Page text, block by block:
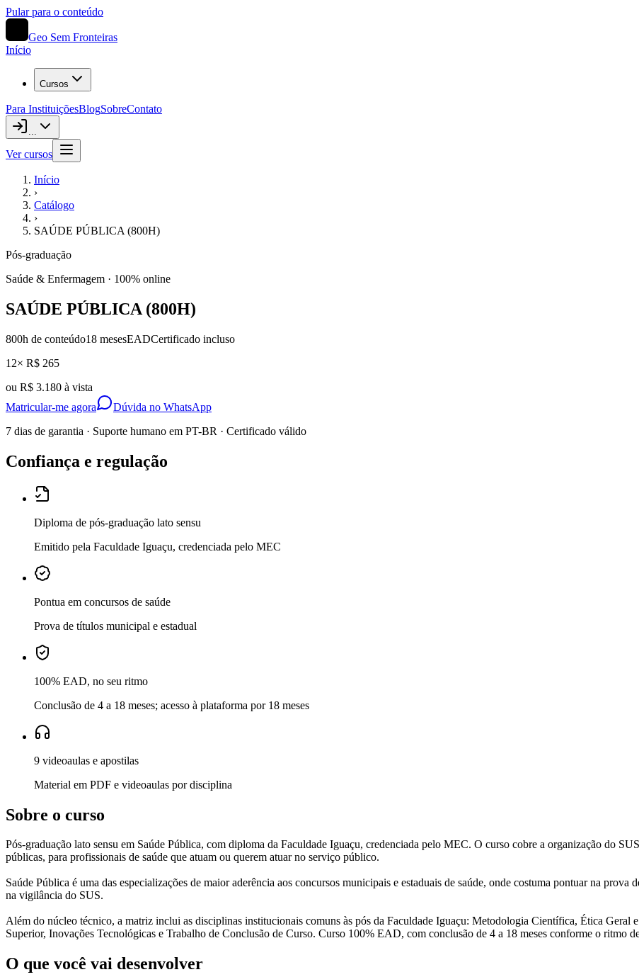
Pular para o conteúdo
Geo Sem Fronteiras
Início
Cursos
Para InstituiçõesBlogSobreContato
...
Ver cursos
Início
›
Catálogo
›
SAÚDE PÚBLICA (800H)
Pós-graduação
Saúde & Enfermagem · 100% online
SAÚDE PÚBLICA (800H)
800h de conteúdo18 mesesEADCertificado incluso
12× R$ 265
ou R$ 3.180 à vista
Matricular-me agora
Dúvida no WhatsApp
7 dias de garantia · Suporte humano em PT-BR · Certificado válido
Confiança e regulação
Diploma de pós-graduação lato sensu
Emitido pela Faculdade Iguaçu, credenciada pelo MEC
Pontua em concursos de saúde
Prova de títulos municipal e estadual
100% EAD, no seu ritmo
Conclusão de 4 a 18 meses; acesso à plataforma por 18 meses
9 videoaulas e apostilas
Material em PDF e videoaulas por disciplina
Sobre o curso
Pós-graduação lato sensu em Saúde Pública, com diploma da Faculdade Iguaçu, credenciada pelo MEC. O curso cobre a organização do
públicas, para profissionais de saúde que atuam ou querem atuar no serviço público.
Saúde Pública é uma das especializações de maior aderência aos concursos municipais e estaduais de saúde, onde costuma pontuar na
na vigilância do SUS.
Além do núcleo técnico, a matriz inclui as disciplinas institucionais comuns às pós da Faculdade Iguaçu: Metodologia Científica, Ética
Superior, Inovações Tecnológicas e Trabalho de Conclusão de Curso. Curso 100% EAD, com conclusão de 4 a 18 meses conforme o ritmo
O que você vai desenvolver